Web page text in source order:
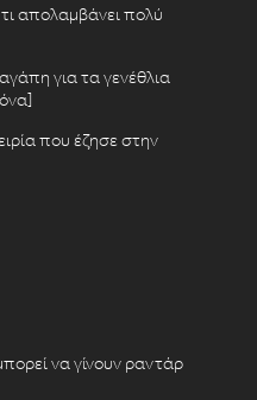
απολαμβάνει πολύ
για τα γενέθλια
που έζησε στην
να γίνουν ραντάρ